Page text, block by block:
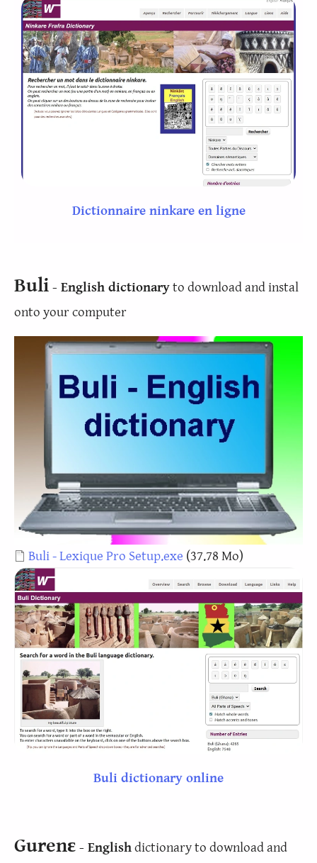
Dictionnaire ninkare en ligne
Buli - English dictionaryto download and instal
onto your computer
Document
Buli - Lexique Pro Setup.exe (37.78 Mo)
Buli dictionary online
Gurenɛ - Englishdictionary to download and